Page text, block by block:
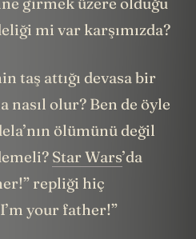
mi var karşımızda?
taş attığı devasa bir
nasıl olur? Ben de öyle
ölümünü değil
Star Wars’da
repliği hiç
your father!”